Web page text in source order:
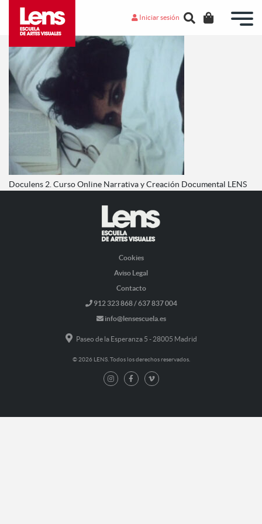
Iniciar sesión
Doculens 2. Curso Online Narrativa y Creación Documental LENS
Cookies
Aviso Legal
Contacto
912 323 868 / 637 837 004
info@lensescuela.es
Paseo de la Esperanza 5 - 28005 Madrid
© 2026 LENS. Todos los derechos reservados.